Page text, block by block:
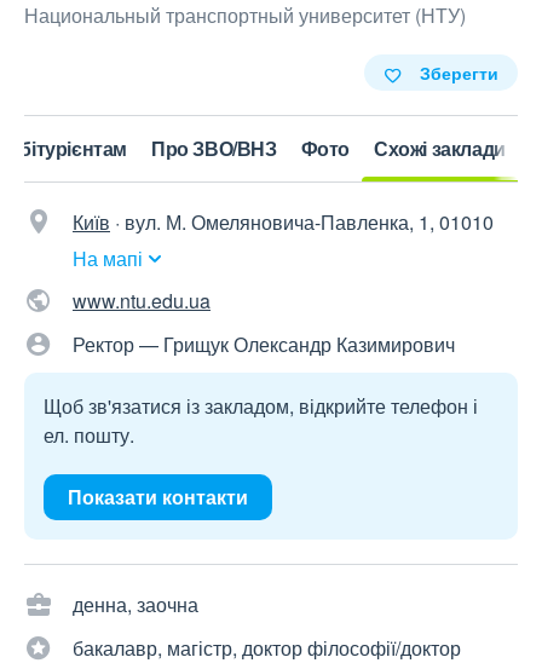
Национальный транспортный университет (НТУ)
Зберегти
Абітурієнтам Про ЗВО/ВНЗ Фото Схожі заклади
Київ · вул. М. Омеляновича-Павленка, 1, 01010
На мапі
www.ntu.edu.ua
Ректор — Грищук Олександр Казимирович
Щоб зв'язатися із закладом, відкрийте телефон і
ел. пошту.
Показати контакти
денна, заочна
бакалавр, магістр, доктор філософії/доктор